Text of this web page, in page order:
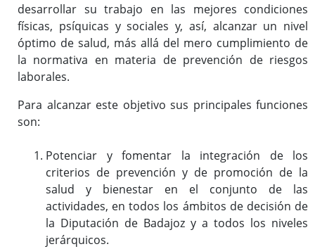
Puestos por libre designación
Puestos por concurso
Contratos en formación
Personal eventual o de confianza
Relación de puestos de trabajo
Carrera profesional horizontal
Evaluación del desempeño
Expedientes personales
desarrollar su trabajo en las mejores condiciones
físicas, psíquicas y sociales y, así, alcanzar un nivel
óptimo de salud, más allá del mero cumplimiento de
la normativa en materia de prevención de riesgos
laborales.
Para alcanzar este objetivo sus principales funciones
son:
Potenciar y fomentar la integración de los
criterios de prevención y de promoción de la
salud y bienestar en el conjunto de las
actividades, en todos los ámbitos de decisión de
la Diputación de Badajoz y a todos los niveles
jerárquicos.